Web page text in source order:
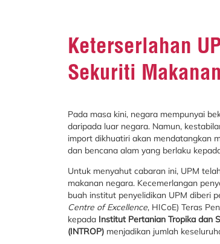
Keterserlahan
Sekuriti
Pada masa kini, negara mempunyai
daripada luar negara. Namun,
import dikhuatiri akan mendatangkan
dan bencana alam yang berlaku
Untuk menyahut cabaran ini, UPM
makanan negara. Kecemerlangan
buah institut penyelidikan UPM diberi
Centre of Excellence, HICoE) Teras
kepada Institut Pertanian Tropika dan
(INTROP) menjadikan jumlah